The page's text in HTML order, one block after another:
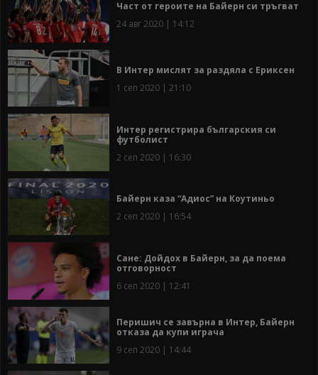
Част от героите на Байерн си тръгват
24 авг 2020 | 14:12
В Интер мислят за раздяла с Ериксен
1 сеп 2020 | 21:10
Интер регистрира българския си
футболист
2 сеп 2020 | 16:30
Байерн каза “Адиос” на Коутиньо
2 сеп 2020 | 16:54
Сане: Дойдох в Байерн, за да поема
отговорност
6 сеп 2020 | 12:41
Перишич се завърна в Интер, Байерн
отказа да купи играча
9 сеп 2020 | 14:44